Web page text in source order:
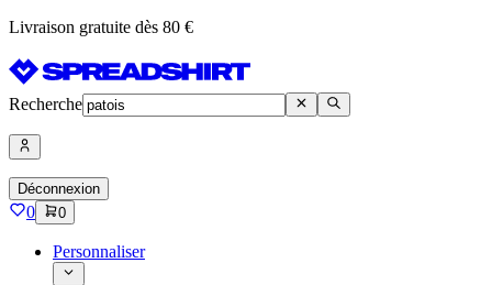
Livraison gratuite dès 80 €
Recherche
Déconnexion
0 0
Personnaliser